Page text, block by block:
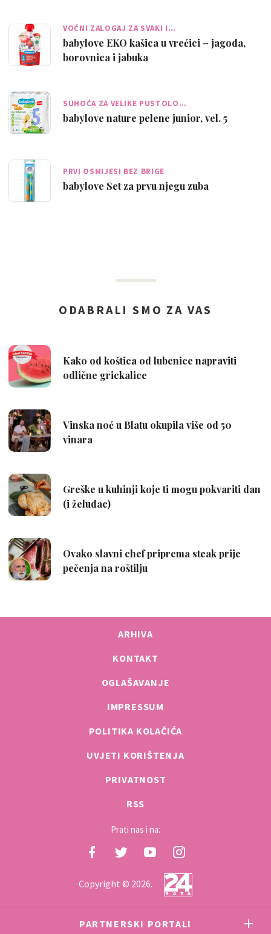
VOĆNI ZALOGAJ ZA SVAKI I…
babylove EKO kašica u vrećici – jagoda,
borovnica i jabuka
SUHOĆA ZA VELIKE PUSTOLO…
babylove nature pelene junior, vel. 5
PRVI OSMIJESI BEZ BRIGE
babylove Set za prvu njegu zuba
ARHIVA
KONTAKT
OGLAŠAVANJE
IMPRESSUM
POLITIKA KOLAČIĆA
UVJETI KORIŠTENJA
PRIVATNOST
RSS
Prati nas i na:
Copyright © 2026.
PARTNERSKI PORTALI